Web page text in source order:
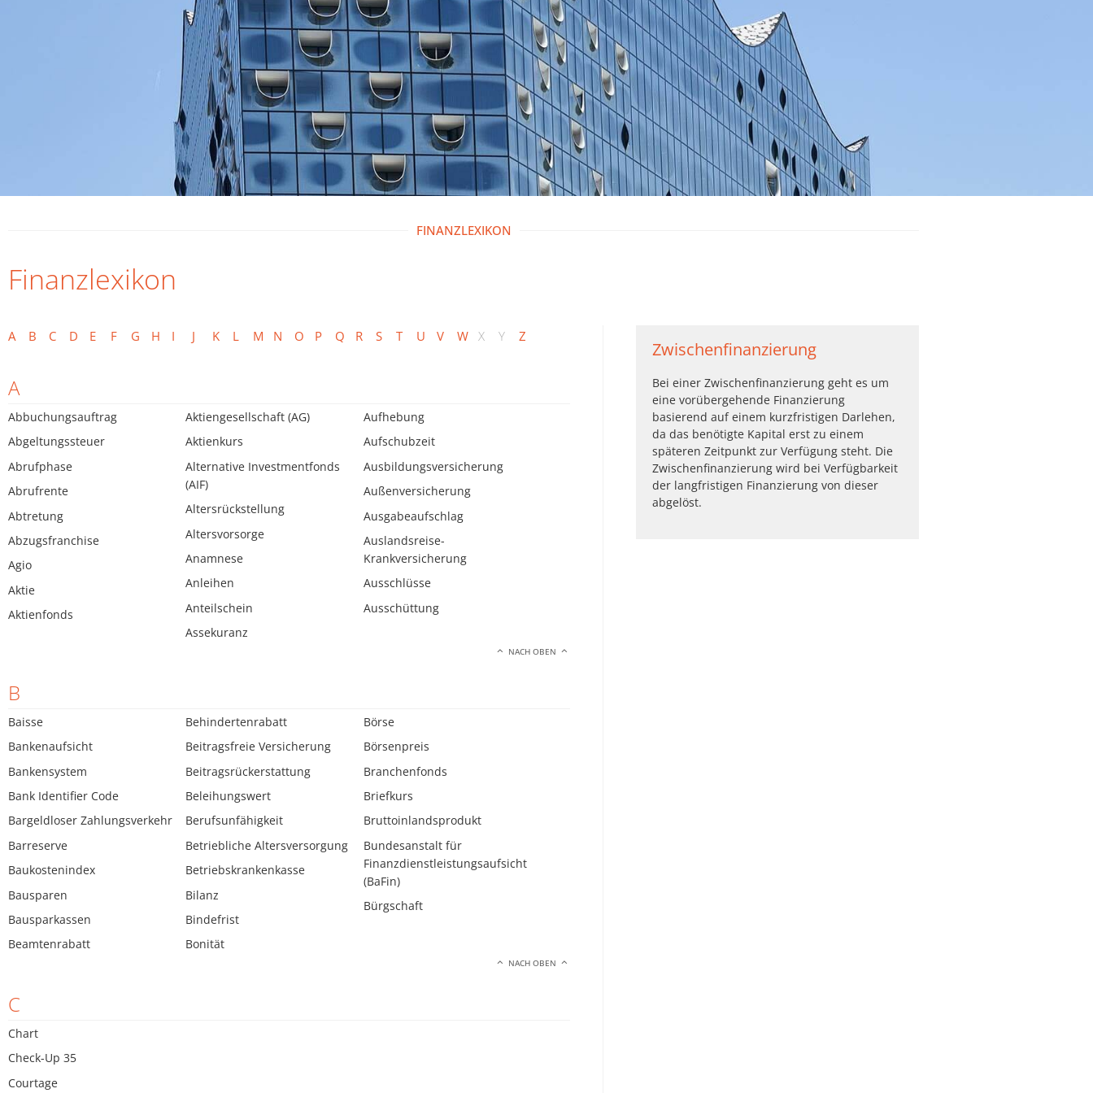
FINANZLEXIKON
Finanzlexikon
A B C D E F G H I J K L M N O P Q R S T U V W X Y Z
A
Abbuchungsauftrag
Abgeltungssteuer
Abrufphase
Abrufrente
Abtretung
Abzugsfranchise
Agio
Aktie
Aktienfonds
Aktiengesellschaft (AG)
Aktienkurs
Alternative Investmentfonds
(AIF)
Altersrückstellung
Altersvorsorge
Anamnese
Anleihen
Anteilschein
Assekuranz
Aufhebung
Aufschubzeit
Ausbildungsversicherung
Außenversicherung
Ausgabeaufschlag
Auslandsreise-
Krankversicherung
Ausschlüsse
Ausschüttung
NACH OBEN
B
Baisse
Bankenaufsicht
Bankensystem
Bank Identifier Code
Bargeldloser Zahlungsverkehr
Barreserve
Baukostenindex
Bausparen
Bausparkassen
Beamtenrabatt
Behindertenrabatt
Beitragsfreie Versicherung
Beitragsrückerstattung
Beleihungswert
Berufsunfähigkeit
Betriebliche Altersversorgung
Betriebskrankenkasse
Bilanz
Bindefrist
Bonität
Börse
Börsenpreis
Branchenfonds
Briefkurs
Bruttoinlandsprodukt
Bundesanstalt für
Finanzdienstleistungsaufsicht
(BaFin)
Bürgschaft
NACH OBEN
C
Chart
Check-Up 35
Courtage
Zwischenfinanzierung
Bei einer Zwischenfinanzierung geht es um
eine vorübergehende Finanzierung
basierend auf einem kurzfristigen Darlehen,
da das benötigte Kapital erst zu einem
späteren Zeitpunkt zur Verfügung steht. Die
Zwischenfinanzierung wird bei Verfügbarkeit
der langfristigen Finanzierung von dieser
abgelöst.